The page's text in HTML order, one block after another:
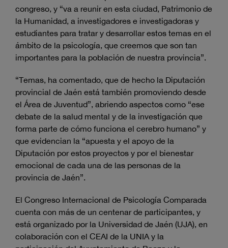
congreso, y “va a reunir en esta ciudad, Patrimonio de
la Humanidad, a investigadores e investigadoras y
estudiantes para tratar y desarrollar estos temas en el
ámbito de la psicología, que creemos que son tan
importantes para la población de nuestra provincia”.
“Temas, ha comentado, que de hecho la Diputación
provincial de Jaén está también promoviendo desde
el Área de Juventud”, abriendo aspectos como “ese
debate de la salud mental y de la investigación que
forma parte de cómo funciona el cerebro humano” y
que evidencian la “apuesta y el apoyo de la
Diputación por estos proyectos y por el bienestar
emocional de cada una de las personas de la
provincia de Jaén”.
El Congreso Internacional de Psicología Comparada
cuenta con más de un centenar de participantes, y
está organizado por la Universidad de Jaén (UJA), en
colaboración con el CEAI de la UNIA y la